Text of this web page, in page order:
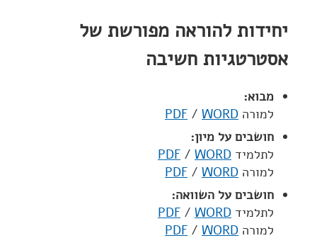
יחידות להוראה מפורשת של
אסטרטגיות חשיבה
מבוא:
למורה
PDF / WORD
חושבים על מיון:
לתלמיד
PDF / WORD
למורה
PDF / WORD
חושבים על השוואה:
לתלמיד
PDF / WORD
למורה
PDF / WORD